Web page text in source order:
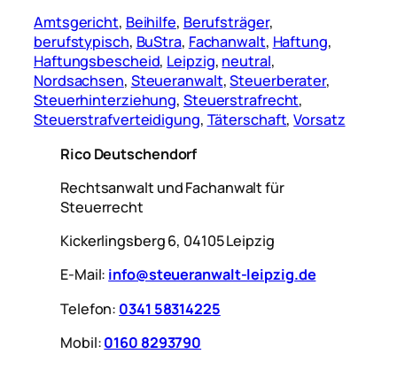
Amtsgericht, Beihilfe, Berufsträger
berufstypisch, BuStra, Fachanwalt, Haftung
Haftungsbescheid, Leipzig, neutral
Nordsachsen, Steueranwalt, Steuerberater
Steuerhinterziehung, Steuerstrafrecht
Steuerstrafverteidigung, Täterschaft, Vorsatz
Rico Deutschendorf
Rechtsanwalt und Fachanwalt für
Steuerrecht
Kickerlingsberg 6, 04105 Leipzig
E-Mail: info@steueranwalt-leipzig.de
Telefon: 0341 58314225
Mobil:0160 8293790